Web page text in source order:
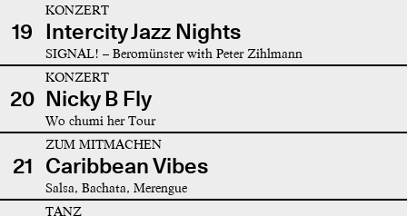
19
KONZERT
Intercity Jazz Nights
SIGNAL! – Beromünster with Peter Zihlmann
20
KONZERT
Nicky B Fly
Wo chumi her Tour
21
ZUM MITMACHEN
Caribbean Vibes
Salsa, Bachata, Merengue
TANZ